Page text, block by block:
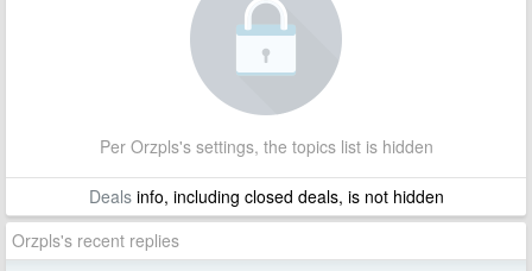
Per Orzpls's settings, the topics list is hidden
Dealsinfo, including closed deals, is not hidden
Orzpls's recent replies